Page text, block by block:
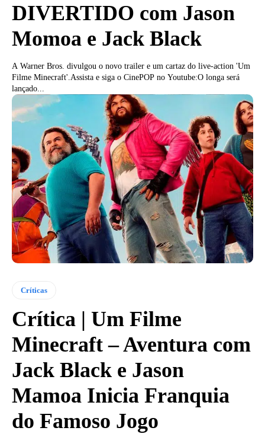
DIVERTIDO com Jason
Momoa e Jack Black
A Warner Bros. divulgou o novo trailer e um cartaz do live-action 'Um
Filme Minecraft'.Assista e siga o CinePOP no Youtube:O longa será
lançado...
Críticas
Crítica | Um Filme
Minecraft – Aventura com
Jack Black e Jason
Mamoa Inicia Franquia
do Famoso Jogo